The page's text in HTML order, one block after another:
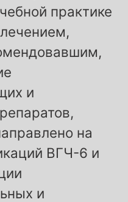
практике
и
на
ВГЧ-6 и
и